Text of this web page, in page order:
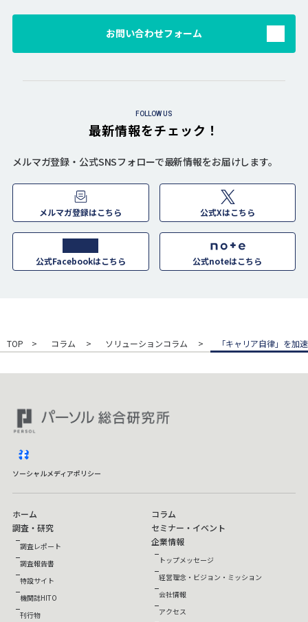
お問い合わせフォーム
FOLLOW US
最新情報をチェック！
メルマガ登録・公式SNSフォローで最新情報をお届けします。
メルマガ登録はこちら 公式Xはこちら
公式Facebookはこちら 公式noteはこちら
TOP コラム ソリューションコラム 「キャリア自律」を加
ソーシャルメディアポリシー
ホーム
調査・研究
調査レポート
調査報告書
特設サイト
機関誌HITO
刊行物
コラム
セミナー・イベント
企業情報
トップメッセージ
経営理念・ビジョン・ミッション
会社情報
アクセス